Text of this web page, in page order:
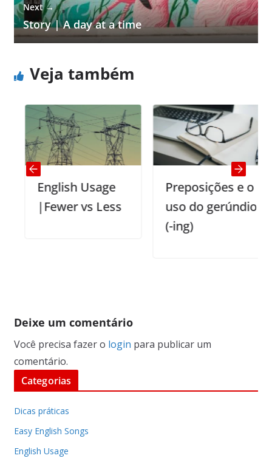
Next →
Story | A day at a time
Veja também
English Usage
|Fewer vs Less
Preposições e o
uso do gerúndio
(-ing)
Deixe um comentário
Você precisa fazer o login para publicar um
comentário.
Categorias
Dicas práticas
Easy English Songs
English Usage